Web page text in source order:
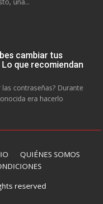
cambiar tus
que recomiendan
contraseñas? Durante
era hacerlo
QUIÉNES SOMOS
reserved